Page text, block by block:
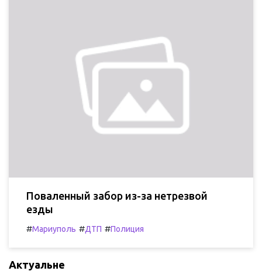
Поваленный забор из-за нетрезвой
езды
#Мариуполь #ДТП #Полиция
Актуальне